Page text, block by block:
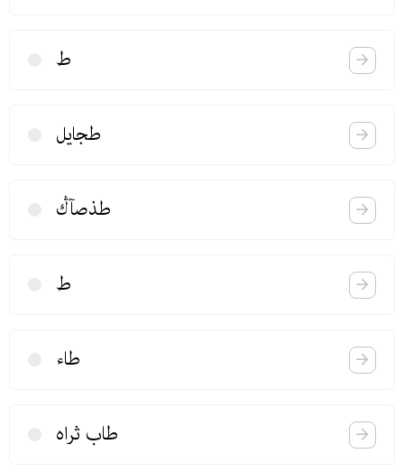
ط
طجایل
طذصآڭ
ط
طاء
طاب ثراه